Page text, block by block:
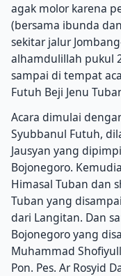
agak molor karena
(bersama ibunda
sekitar jalur
alhamdulillah pukul
sampai di tempat
Futuh Beji Jenu
Acara dimulai
Syubbanul Futuh,
Jausyan yang
Bojonegoro.
Himasal Tuban dan
Tuban yang
dari Langitan. Dan
Bojonegoro yang
Muhammad
Pon. Pes. Ar Rosyid